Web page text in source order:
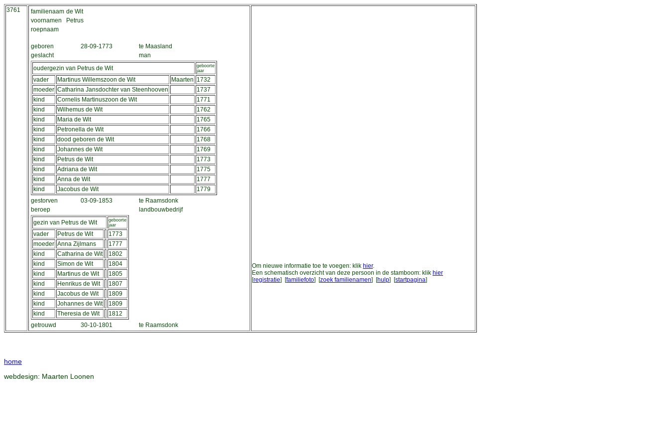
3761 familienaam de Wit
voornamen
Petrus
roepnaam
geboren 28-09-1773
te Maasland
geslacht
man
oudergezin van Petrus de Wit
geboorte
jaar
vader Martinus Willemszoon de Wit Maarten 1732
moeder Catharina Jansdochter van Steenhooven
1737
kind
Cornelis Martinuszoon de Wit
1771
kind
Wilhemus de Wit
1762
kind
Maria de Wit
1765
kind
Petronella de Wit
1766
kind
dood geboren de Wit
1768
kind
Johannes de Wit
1769
kind
Petrus de Wit
1773
kind
Adriana de Wit
1775
kind
Anna de Wit
1777
kind
Jacobus de Wit
1779
gestorven
03-09-1853
te Raamsdonk
beroep
landbouwbedrijf
gezin van Petrus de Wit
geboorte
jaar
vader Petrus de Wit
1773
moeder Anna Zijlmans
1777
kind
Catharina de Wit
1802
kind
Simon de Wit
1804
kind
Martinus de Wit
1805
kind
Henrikus de Wit
1807
kind
Jacobus de Wit
1809
kind
Johannes de Wit
1809
kind
Theresia de Wit
1812
getrouwd
30-10-1801 te Raamsdonk
Om nieuwe informatie toe te voegen: klik hier.
Een schematisch overzicht van deze persoon in de stamboom: klik hier
[registratie] [familiefoto] [zoek familienamen] [hulp] [startpagina]
home
webdesign: Maarten Loonen